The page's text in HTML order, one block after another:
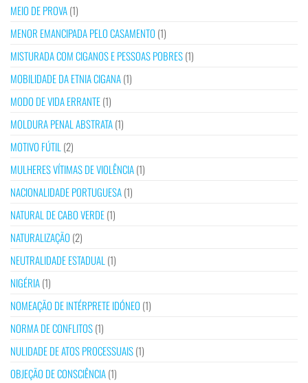
MEIO DE PROVA(1)
MENOR EMANCIPADA PELO CASAMENTO (1)
MISTURADA COM CIGANOS E PESSOAS POBRES(1)
MOBILIDADE DA ETNIA CIGANA(1)
MODO DE VIDA ERRANTE(1)
MOLDURA PENAL ABSTRATA(1)
MOTIVO FÚTIL (2)
MULHERES VÍTIMAS DE VIOLÊNCIA(1)
NACIONALIDADE PORTUGUESA(1)
NATURAL DE CABO VERDE(1)
NATURALIZAÇÃO (2)
NEUTRALIDADE ESTADUAL (1)
NIGÉRIA(1)
NOMEAÇÃO DE INTÉRPRETE IDÓNEO (1)
NORMA DE CONFLITOS(1)
NULIDADE DE ATOS PROCESSUAIS(1)
OBJEÇÃO DE CONSCIÊNCIA(1)